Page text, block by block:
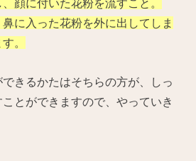
顔に付いた花粉を流すこと。
に入った花粉を外に出してしま
。
きるかたはそちらの方が、しっ
とができますので、やっていき